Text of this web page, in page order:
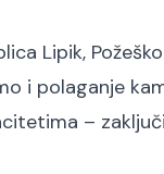
Lipik,
i polaganje
–